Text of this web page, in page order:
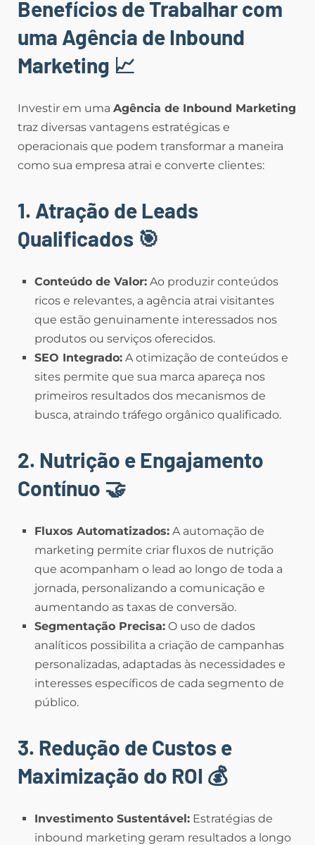
Benefícios de Trabalhar com
uma Agência de Inbound
Marketing 📈
Investir em uma Agência de Inbound Marketing
traz diversas vantagens estratégicas e
operacionais que podem transformar a maneira
como sua empresa atrai e converte clientes:
1. Atração de Leads
Qualificados 🎯
Conteúdo de Valor: Ao produzir conteúdos
ricos e relevantes, a agência atrai visitantes
que estão genuinamente interessados nos
produtos ou serviços oferecidos.
SEO Integrado: A otimização de conteúdos e
sites permite que sua marca apareça nos
primeiros resultados dos mecanismos de
busca, atraindo tráfego orgânico qualificado.
2. Nutrição e Engajamento
Contínuo 🤝
Fluxos Automatizados: A automação de
marketing permite criar fluxos de nutrição
que acompanham o lead ao longo de toda a
jornada, personalizando a comunicação e
aumentando as taxas de conversão.
Segmentação Precisa: O uso de dados
analíticos possibilita a criação de campanhas
personalizadas, adaptadas às necessidades e
interesses específicos de cada segmento de
público.
3. Redução de Custos e
Maximização do ROI 💰
Investimento Sustentável: Estratégias de
inbound marketing geram resultados a longo